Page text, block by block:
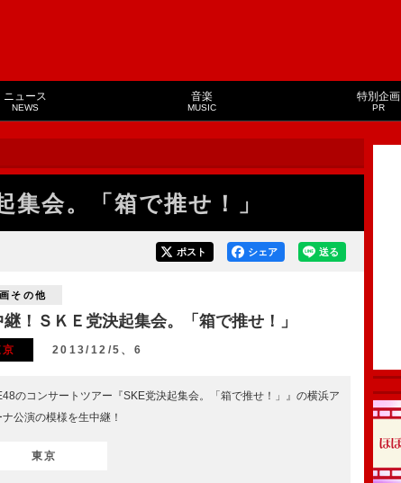
ニュース
NEWS
音楽
MUSIC
特別企画
PR
集会。「箱で推せ！」
送る
シェア
ポスト
その他
継！ＳＫＥ党決起集会。「箱で推せ！」
2013/12/5、6
のコンサートツアー『SKE党決起集会。「箱で推せ！」』の横浜ア
公演の模様を生中継！
東京